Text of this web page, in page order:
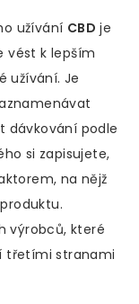
užívání CBD je
vést k lepším
užívání. Je
dávkování podle
si zapisujete,
na nějž
výrobců, které
třetími stranami